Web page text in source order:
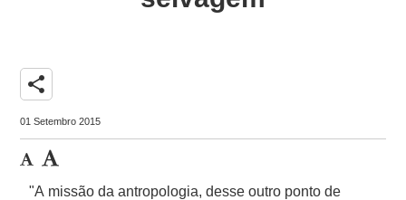
share
01 Setembro 2015
"A missão da antropologia, desse outro ponto de